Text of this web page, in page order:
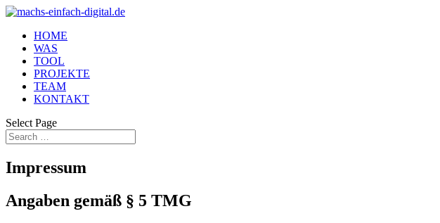
HOME
WAS
TOOL
PROJEKTE
TEAM
KONTAKT
Select Page
Impressum
Angaben gemäß § 5 TMG